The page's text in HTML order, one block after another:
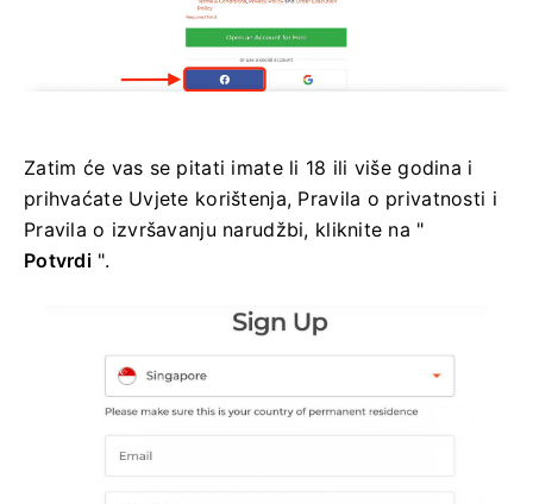
Zatim će vas se pitati imate li 18 ili više godina i
prihvaćate Uvjete korištenja, Pravila o privatnosti i
Pravila o izvršavanju narudžbi, kliknite na "
Potvrdi".